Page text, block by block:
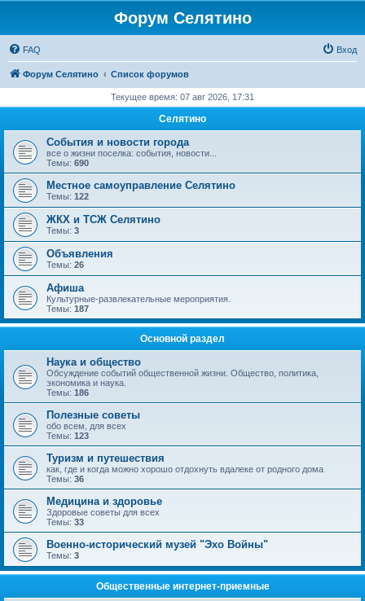
Форум Селятино
FAQ Вход
Форум Селятино Список форумов
Текущее время: 07 авг 2026, 17:31
Селятино
События и новости города
все о жизни поселка: события, новости...
Темы: 690
Местное самоуправление Селятино
Темы: 122
ЖКХ и ТСЖ Селятино
Темы: 3
Объявления
Темы: 26
Афиша
Культурные-развлекательные мероприятия.
Темы: 187
Основной раздел
Наука и общество
Обсуждение событий общественной жизни. Общество, политика,
экономика и наука.
Темы: 186
Полезные советы
обо всем, для всех
Темы: 123
Туризм и путешествия
как, где и когда можно хорошо отдохнуть вдалеке от родного дома
Темы: 36
Медицина и здоровье
Здоровые советы для всех
Темы: 33
Военно-исторический музей "Эхо Войны"
Темы: 3
Общественные интернет-приемные